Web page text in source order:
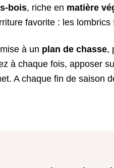
bois, riche en matière
favorite : les lombrics
à un plan de chasse,
à chaque fois, apposer
A chaque fin de saison